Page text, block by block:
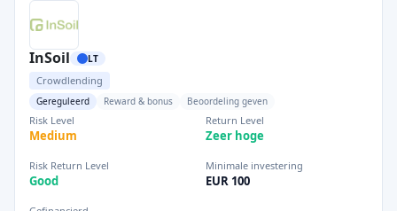
InSoil LT
Crowdlending
Gereguleerd Reward & bonus Beoordeling geven
Risk Level
Medium
Return Level
Zeer hoge
Risk Return Level
Good
Minimale investering
EUR 100